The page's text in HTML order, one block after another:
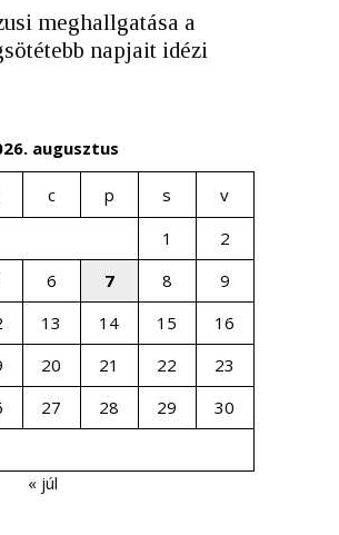
meghallgatása a
napjait idézi
augusztus
c p s
v
1
2
6 7 8
9
13 14 15
16
20 21 22
23
27 28 29
30
« júl